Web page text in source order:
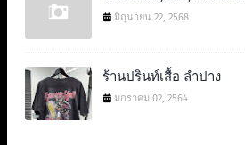
มิถุนายน 22, 2568
ร้านปรินท์เสื้อ ลำปาง
มกราคม 02, 2564